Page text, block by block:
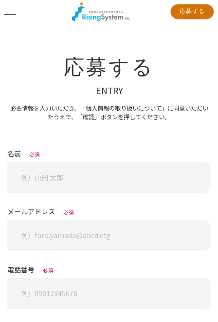
応募する
応募する
ENTRY
必要情報を入力いただき、「個人情報の取り扱いについて」に同意いただい
たうえで、「確認」ボタンを押してください。
名前 必須
メールアドレス 必須
電話番号 必須